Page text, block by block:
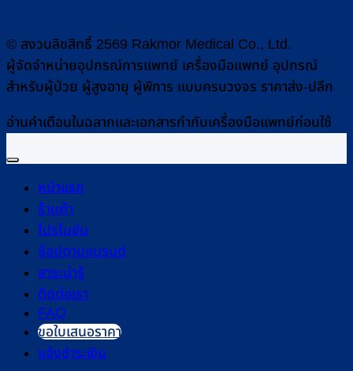
© สงวนลิขสิทธิ์ 2569 Rakmor Medical Co., Ltd.
ผู้จัดจำหน่ายอุปกรณ์การแพทย์ เครื่องมือแพทย์ อุปกรณ์
สำหรับผู้ป่วย ผู้สูงอายุ ผู้พิการ แบบครบวงจร ราคาส่ง-ปลีก
อ่านคำเตือนในฉลากและเอกสารกำกับเครื่องมือแพทย์ก่อนใช้
หน้าแรก
ร้านค้า
โปรโมชัน
ช้อปตามแบรนด์
สาระน่ารู้
ติดต่อเรา
FAQ
ขอใบเสนอราคา
แจ้งชำระเงิน